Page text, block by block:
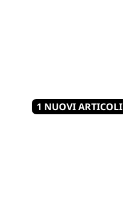
1 NUOVI ARTICOLI